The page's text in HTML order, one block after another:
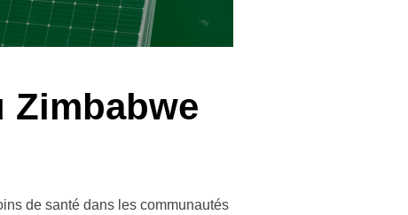
Zimbabwe
de santé dans les communautés